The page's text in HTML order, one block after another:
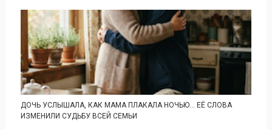
ДОЧЬ УСЛЫШАЛА, КАК МАМА ПЛАКАЛА НОЧЬЮ… ЕЁ СЛОВА
ИЗМЕНИЛИ СУДЬБУ ВСЕЙ СЕМЬИ